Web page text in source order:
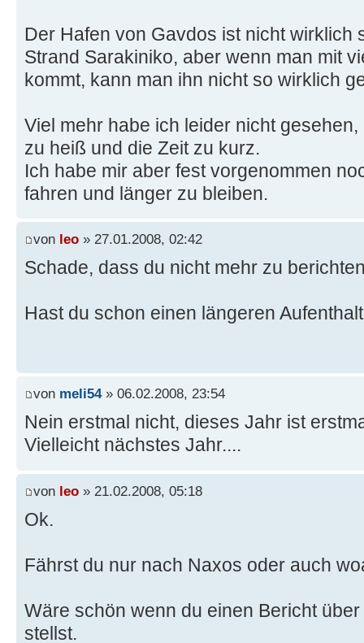
Der Hafen von Gavdos ist nicht wirklich
Strand Sarakiniko, aber wenn man mit
kommt, kann man ihn nicht so wirklich
Viel mehr habe ich leider nicht
zu heiß und die Zeit zu kurz.
Ich habe mir aber fest vorgenommen
fahren und länger zu bleiben.
von leo » 27.01.2008, 02:42
Schade, dass du nicht mehr zu
Hast du schon einen längeren
von meli54» 06.02.2008, 23:54
Nein erstmal nicht, dieses Jahr ist
Vielleicht nächstes Jahr....
von leo » 21.02.2008, 05:18
Ok.
Fährst du nur nach Naxos oder auch
Wäre schön wenn du einen Bericht
stellst.